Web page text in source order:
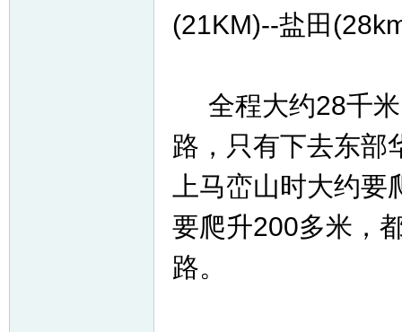
(21KM)--盐田
全程大约28千米
路，只有下去东部
上马峦山时大约
要爬升200多米，
路。